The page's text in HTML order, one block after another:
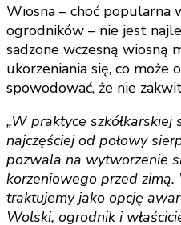
Wiosna – choć popularna
ogrodników – nie jest
sadzone wczesną wiosną
ukorzeniania się, co może
spowodować, że nie
„W praktyce szkółkarskiej
najczęściej od połowy
pozwala na wytworzenie
korzeniowego przed
traktujemy jako opcję
Wolski, ogrodnik i